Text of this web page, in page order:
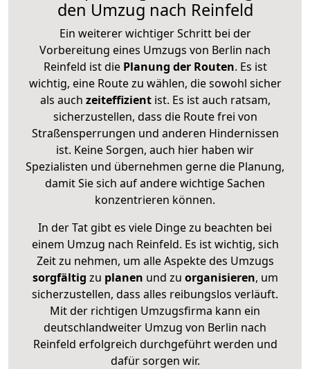
den Umzug nach Reinfeld
Ein weiterer wichtiger Schritt bei der
Vorbereitung eines Umzugs von Berlin nach
Reinfeld ist diePlanung der Routen. Es ist
wichtig, eine Route zu wählen, die sowohl sicher
als auch zeiteffizientist. Es ist auch ratsam,
sicherzustellen, dass die Route frei von
Straßensperrungen und anderen Hindernissen
ist. Keine Sorgen, auch hier haben wir
Spezialisten und übernehmen gerne die Planung,
damit Sie sich auf andere wichtige Sachen
konzentrieren können.
In der Tat gibt es viele Dinge zu beachten bei
einem Umzug nach Reinfeld. Es ist wichtig, sich
Zeit zu nehmen, um alle Aspekte des Umzugs
sorgfältig zu planen und zu organisieren, um
sicherzustellen, dass alles reibungslos verläuft.
Mit der richtigen Umzugsfirma kann ein
deutschlandweiter Umzug von Berlin nach
Reinfeld erfolgreich durchgeführt werden und
dafür sorgen wir.